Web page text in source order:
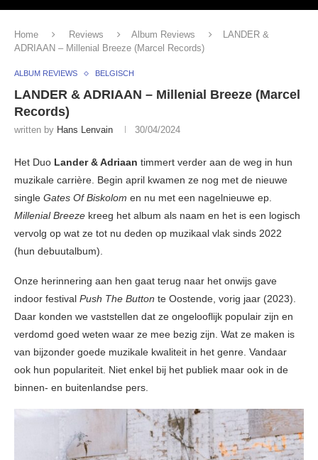
Home Reviews Album Reviews
LANDER &
ADRIAAN – Millenial Breeze (Marcel Records)
ALBUM REVIEWS BELGISCH
LANDER & ADRIAAN – Millenial Breeze (Marcel
Records)
written by Hans Lenvain 30/04/2024
Het Duo Lander & Adriaan timmert verder aan de weg in hun
muzikale carrière. Begin april kwamen ze nog met de nieuwe
single Gates Of Biskolom en nu met een nagelnieuwe ep.
Millenial Breeze kreeg het album als naam en het is een logisch
vervolg op wat ze tot nu deden op muzikaal vlak sinds 2022
(hun debuutalbum).
Onze herinnering aan hen gaat terug naar het onwijs gave
indoor festival Push The Button te Oostende, vorig jaar (2023).
Daar konden we vaststellen dat ze ongelooflijk populair zijn en
verdomd goed weten waar ze mee bezig zijn. Wat ze maken is
van bijzonder goede muzikale kwaliteit in het genre. Vandaar
ook hun populariteit. Niet enkel bij het publiek maar ook in de
binnen- en buitenlandse pers.